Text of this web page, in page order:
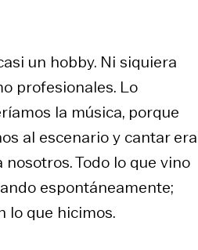
un hobby. Ni siquiera
profesionales. Lo
la música, porque
al escenario y cantar era
Todo lo que vino
espontáneamente;
lo que hicimos.